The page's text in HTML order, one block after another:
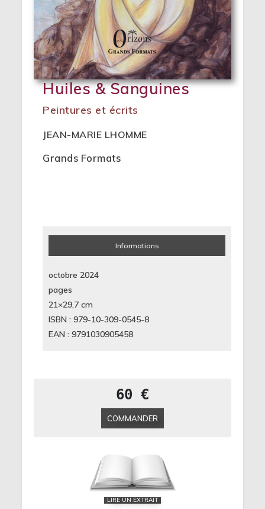
Huiles & Sanguines
Peintures et écrits
JEAN-MARIE LHOMME
Grands Formats
Informations
octobre 2024
pages
21×29,7 cm
ISBN : 979-10-309-0545-8
EAN : 9791030905458
60 €
COMMANDER
LIRE UN EXTRAIT